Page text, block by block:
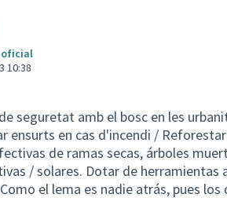
oficial
10:38
seguretat amb el bosc en les
ensurts en cas d'incendi /
de ramas secas, árboles
/ solares. Dotar de herramientas
el lema es nadie atrás, pues